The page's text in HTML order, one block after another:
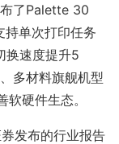
了Palette 30
持单次打印任务
换速度提升5
多材料旗舰机型
硬件生态。
发布的行业报告